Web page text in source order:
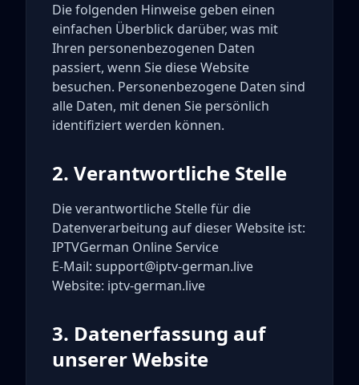
Die folgenden Hinweise geben einen
einfachen Überblick darüber, was mit
Ihren personenbezogenen Daten
passiert, wenn Sie diese Website
besuchen. Personenbezogene Daten sind
alle Daten, mit denen Sie persönlich
identifiziert werden können.
2. Verantwortliche Stelle
Die verantwortliche Stelle für die
Datenverarbeitung auf dieser Website ist:
IPTVGerman Online Service
E-Mail: support@iptv-german.live
Website: iptv-german.live
3. Datenerfassung auf
unserer Website